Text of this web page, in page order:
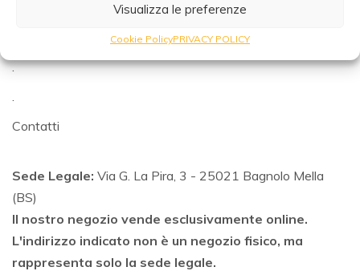
Visualizza le preferenze
Cookie PolicyPRIVACY POLICY
.
.
Contatti
Sede Legale: Via G. La Pira, 3 - 25021 Bagnolo Mella
(BS)
Il nostro negozio vende esclusivamente online.
L'indirizzo indicato non è un negozio fisico, ma
rappresenta solo la sede legale.